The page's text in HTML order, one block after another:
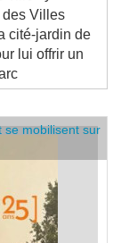
Lyon :
des Villes
cité-jardin de
lui offrir un
mobilisent sur